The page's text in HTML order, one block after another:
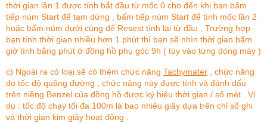
thời gian lần 1 được tính bắt đầu từ mốc 0 cho đến khi bạn bấm
tiếp núm Start để tạm dừng , bấm tiếp núm Start để tính mốc lần 2
hoặc bấm núm dưới cùng để Resest tính lại từ đầu , Trường hợp
bạn tính thời gian nhiều hơn 1 phút thì bạn sẽ nhìn thời gian bấm
giờ tính bằng phút ở đồng hồ phụ góc 9h ( tùy vào từng dòng máy )
c) Ngoài ra có loại sẽ có thêm chức năng Tachymater , chức năng
đo tốc độ quãng đường , chức năng này được tính và đánh dấu
trên niềng Benzel của đồng hồ được ký hiệu thời gian / số mét . Ví
dụ : tốc độ chạy tối đa 100m là bao nhiêu giây dựa trên chỉ số ghi
và thời gian kim giây hoạt động .